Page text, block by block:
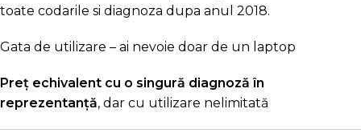
toate codarile si diagnoza dupa anul 2018.
Gata de utilizare – ai nevoie doar de un laptop
Preț echivalent cu o singură diagnoză în
reprezentanță, dar cu utilizare nelimitată